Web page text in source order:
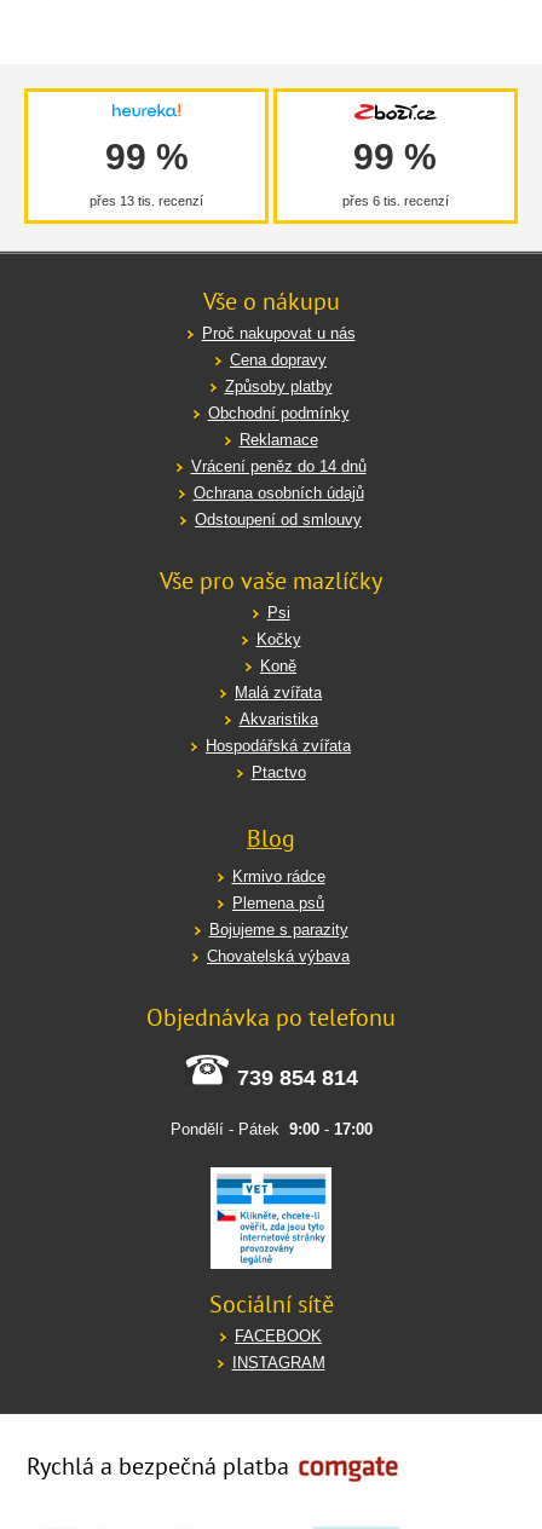
99 %
přes 13 tis. recenzí
99 %
přes 6 tis. recenzí
Vše o nákupu
Proč nakupovat u nás
Cena dopravy
Způsoby platby
Obchodní podmínky
Reklamace
Vrácení peněz do 14 dnů
Ochrana osobních údajů
Odstoupení od smlouvy
Vše pro vaše mazlíčky
Psi
Kočky
Koně
Malá zvířata
Akvaristika
Hospodářská zvířata
Ptactvo
Blog
Krmivo rádce
Plemena psů
Bojujeme s parazity
Chovatelská výbava
Objednávka po telefonu
739 854 814
Pondělí - Pátek 9:00- 17:00
Sociální sítě
FACEBOOK
INSTAGRAM
Rychlá a bezpečná platba